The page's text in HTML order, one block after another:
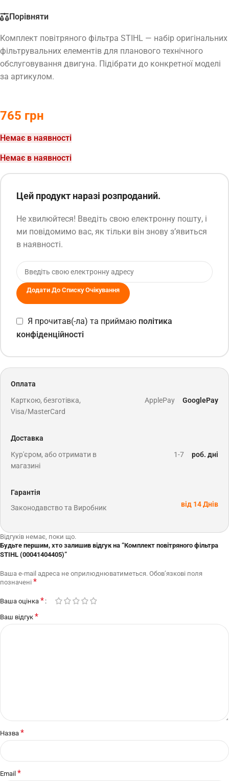
Порівняти
Комплект повітряного фільтра STIHL — набір оригінальних
фільтрувальних елементів для планового технічного
обслуговування двигуна. Підібрати до конкретної моделі
за артикулом.
765 грн
Немає в наявності
Немає в наявності
Цей продукт наразі розпроданий.
Не хвилюйтеся! Введіть свою електронну пошту, і
ми повідомимо вас, як тільки він знову з’явиться
в наявності.
Додати До Списку Очікування
Я прочитав(-ла) та приймаю політика
конфіденційності
Оплата
Карткою, безготівка,
Visa/MasterCard
ApplePay GooglePay
Доставка
Кур'єром, або отримати в
магазині
1-7 роб. дні
Гарантія
Законодавство та Виробник
від 14 Днів
Відгуків немає, поки що.
Будьте першим, хто залишив відгук на “Комплект повітряного фільтра
STIHL (00041404405)”
Ваша e-mail адреса не оприлюднюватиметься. Обов’язкові поля
позначені *
Ваша оцінка *
Ваш відгук *
Назва *
Email *